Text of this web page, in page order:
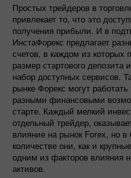
Простых трейдеров в
привлекает то, что это
получения прибыли. И в
ИнстаФорекс предлагает
счетов, в каждом из которых
размер стартового депозита
набор доступных сервисов.
рынке Форекс могут
разными финансовыми
старте. Каждый мелкий
отдельный трейдер,
влияние на рынок Forex, но
количестве они, как и
одним из факторов влияния
активов.